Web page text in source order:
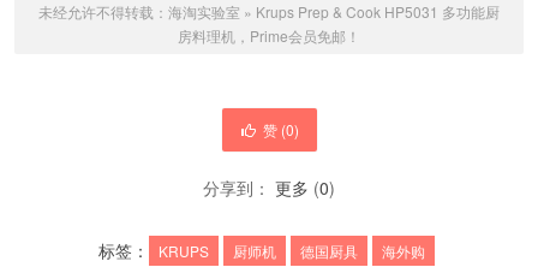
未经允许不得转载： 海淘实验室 » Krups Prep & Cook HP5031 多功能厨
房料理机，Prime会员免邮！
赞 (0)
分享到： 更多 (0)
标签： KRUPS 厨师机 德国厨具 海外购